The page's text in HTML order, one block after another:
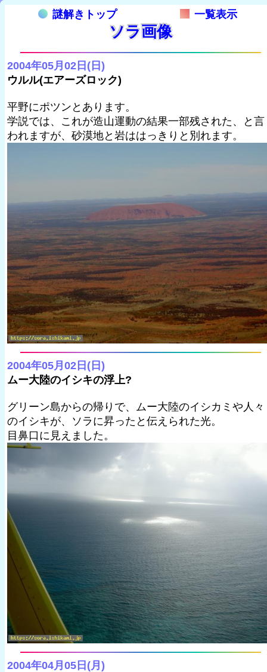
謎解きトップ 一覧表示
ソラ画像
2004年05月02日(日)
ウルル(エアーズロック)
平野にポツンとあります。
学説では、これが造山運動の結果一部残された、と言
われますが、砂漠地と岩ははっきりと別れます。
2004年05月02日(日)
ムー大陸のイシキの浮上?
グリーン島からの帰りで、ムー大陸のイシカミや人々
のイシキが、ソラに昇ったと伝えられた光。
目鼻口に見えました。
2004年04月05日(月)